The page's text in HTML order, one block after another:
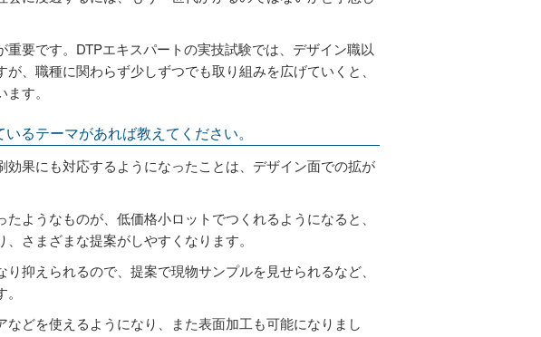
要です。DTPエキスパートの実技試験では、デザイン職以
、職種に関わらず少しずつでも取り組みを広げていくと、
す。
るテーマがあれば教えてください。
果にも対応するようになったことは、デザイン面での拡が
ようなものが、低価格小ロットでつくれるようになると、
さまざまな提案がしやすくなります。
抑えられるので、提案で現物サンプルを見せられるなど、
どを使えるようになり、また表面加工も可能になりまし